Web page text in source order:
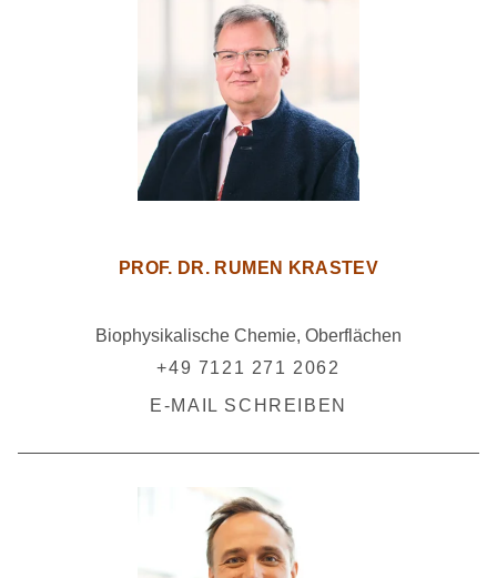
PROF. DR. RUMEN KRASTEV
Biophysikalische Chemie, Oberflächen
+49 7121 271 2062
E-MAIL SCHREIBEN